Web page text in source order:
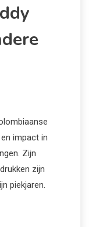
impact in
Zijn
zijn
piekjaren.